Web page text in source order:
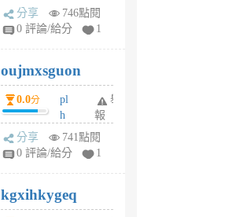
A
V
個
月
前
ld
gy
個
月
前
分享
746點閱
0 評論/給分
1
oujmxsguon
0.0分
pl
h
wi
w
6
個
舉
報
分享
741點閱
0 評論/給分
1
kgxihkygeq